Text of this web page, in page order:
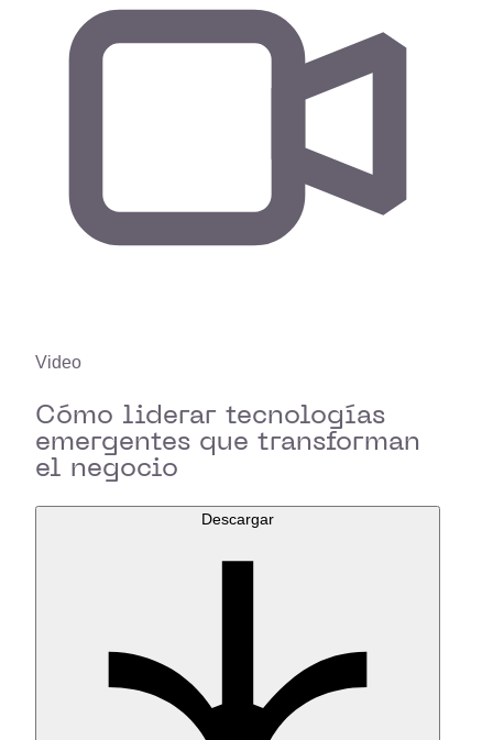
Video
Cómo liderar tecnologías
emergentes que transforman
el negocio
Descargar